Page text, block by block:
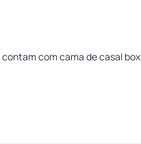
com cama de casal box